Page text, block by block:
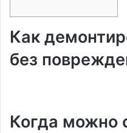
Как
без
Когда можно